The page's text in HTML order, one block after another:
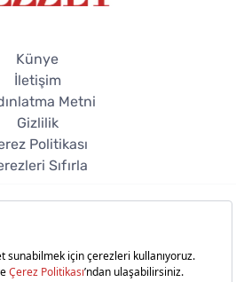
Künye
İletişim
Metni
Gizlilik
Politikası
Sıfırla